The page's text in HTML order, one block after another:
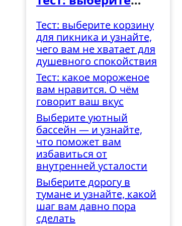
как вы
справляетесь с
трудностями
Тест: выберите корзину
для пикника и узнайте,
чего вам не хватает для
душевного спокойствия
Тест: какое мороженое
вам нравится. О чём
говорит ваш вкус
Выберите уютный
бассейн — и узнайте,
что поможет вам
избавиться от
внутренней усталости
Выберите дорогу в
тумане и узнайте, какой
шаг вам давно пора
сделать